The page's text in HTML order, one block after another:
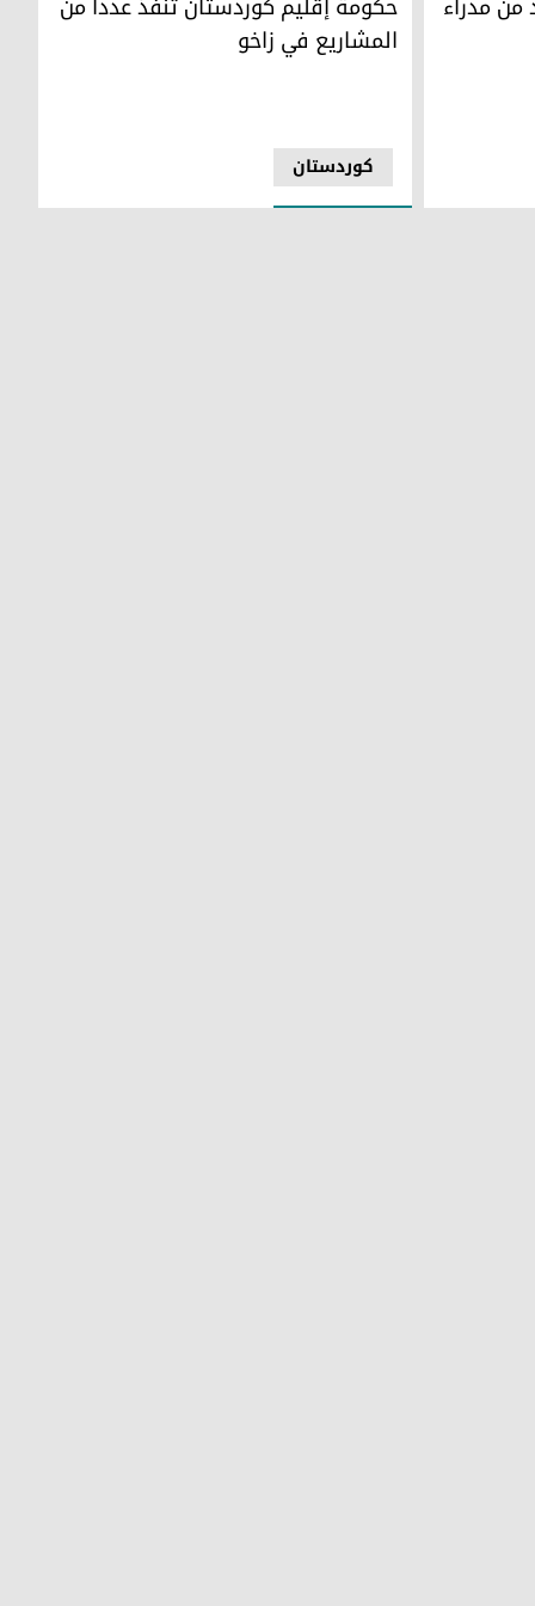
کوردستان
المشاريع في زاخو